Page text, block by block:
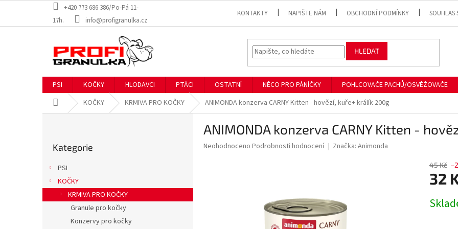
obsah
+420 773 686 386/Po-Pá 11-
17h.
info@profigranulka.cz
KONTAKTY NAPIŠTE NÁM OBCHODNÍ PODMÍNKY SOUHLAS
HLEDAT
PSI KOČKY HLODAVCI PTÁCI OSTATNÍ NĚCO PRO PÁNÍČKY POHLCOVAČE PACHŮ/OSVĚŽOVAČE
Domů KOČKY KRMIVA PRO KOČKY ANIMONDA konzerva CARNY Kitten - hovězí, kuře+ králík 200g
n
kategorie
Kategorie
PSI
KOČKY
KRMIVA PRO KOČKY
Granule pro kočky
Konzervy pro kočky
ANIMONDA konzerva CARNY Kitten -
Průměrné
Neohodnoceno Podrobnosti hodnocení Značka: Animonda
45 Kč
32
cena: